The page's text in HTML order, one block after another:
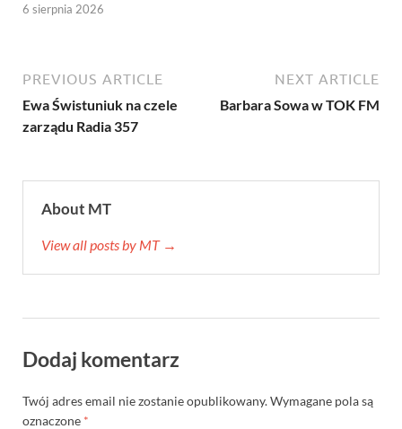
6 sierpnia 2026
PREVIOUS ARTICLE
Ewa Świstuniuk na czele
zarządu Radia 357
NEXT ARTICLE
Barbara Sowa w TOK FM
About MT
View all posts by MT →
Dodaj komentarz
Twój adres email nie zostanie opublikowany.Wymagane pola są
oznaczone *